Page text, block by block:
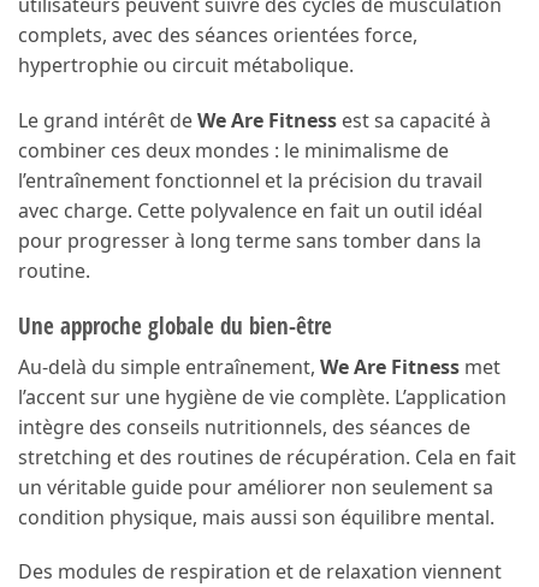
complets, avec des séances orientées force,
hypertrophie ou circuit métabolique.
Le grand intérêt deWe Are Fitness est sa capacité à
combiner ces deux mondes : le minimalisme de
l’entraînement fonctionnel et la précision du travail
avec charge. Cette polyvalence en fait un outil idéal
pour progresser à long terme sans tomber dans la
routine.
Une approche globale du bien-être
Au-delà du simple entraînement, We Are Fitness met
l’accent sur une hygiène de vie complète. L’application
intègre des conseils nutritionnels, des séances de
stretching et des routines de récupération. Cela en fait
un véritable guide pour améliorer non seulement sa
condition physique, mais aussi son équilibre mental.
Des modules de respiration et de relaxation viennent